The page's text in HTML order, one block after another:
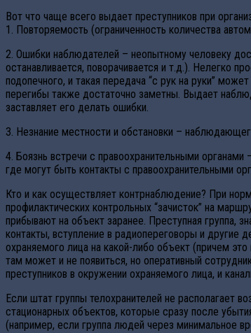
Вот что чаще всего выдает преступников при
1. Повторяемость (ограниченность количества
2. Ошибки наблюдателей – неопытному человеку
останавливается, поворачивается и т.д.). Нелегко
подопечного, и такая передача “с рук на руки”
перегибы также достаточно заметны. Выдает
заставляет его делать ошибки.
3. Незнание местности и обстановки –
4. Боязнь встречи с правоохранительными
где могут быть контакты с правоохранительными
Кто и как осуществляет контрнаблюдение? При
профилактических контрольных “зачисток” на
прибывают на объект заранее. Преступная группа,
контакты, вступление в радиопереговоры и другие
охраняемого лица на какой-либо объект (причем
там может и не появиться, но оперативный
преступников в окружении охраняемого лица, и
Если штат группы телохранителей не располагает
стационарных объектов, которые сразу после
(например, если группа людей через минимальное